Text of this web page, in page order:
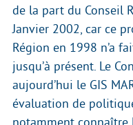
de la part du Conseil
Janvier 2002, car ce
Région en 1998 n’a
jusqu’à présent. Le
aujourd’hui le GIS
évaluation de
notamment connaître